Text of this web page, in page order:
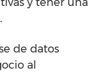
de datos
al